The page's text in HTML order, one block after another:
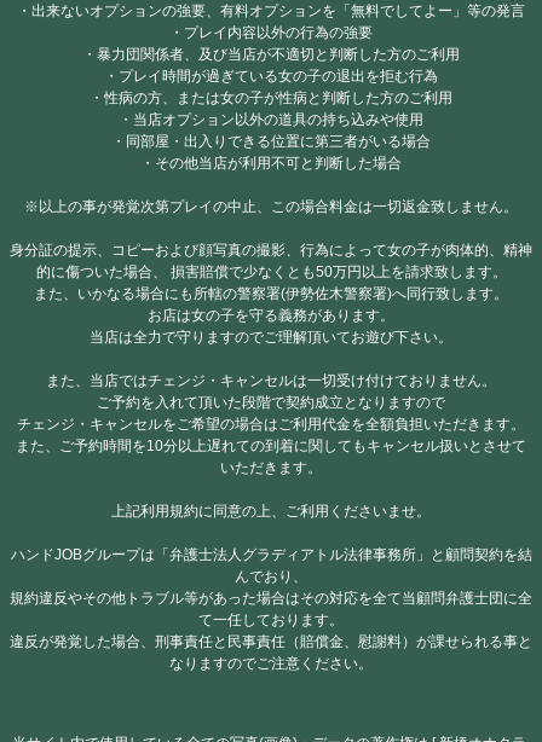
・出来ないオプションの強要、有料オプションを「無料でしてよー」等の発言
・プレイ内容以外の行為の強要
・暴力団関係者、及び当店が不適切と判断した方のご利用
・プレイ時間が過ぎている女の子の退出を拒む行為
・性病の方、または女の子が性病と判断した方のご利用
・当店オプション以外の道具の持ち込みや使用
・同部屋・出入りできる位置に第三者がいる場合
・その他当店が利用不可と判断した場合
※以上の事が発覚次第プレイの中止、この場合料金は一切返金致しません。
身分証の提示、コピーおよび顔写真の撮影、行為によって女の子が肉体的、精神
的に傷ついた場合、 損害賠償で少なくとも50万円以上を請求致します。
また、いかなる場合にも所轄の警察署(伊勢佐木警察署)へ同行致します。
お店は女の子を守る義務があります。
当店は全力で守りますのでご理解頂いてお遊び下さい。
また、当店ではチェンジ・キャンセルは一切受け付けておりません。
ご予約を入れて頂いた段階で契約成立となりますので
チェンジ・キャンセルをご希望の場合はご利用代金を全額負担いただきます。
また、ご予約時間を10分以上遅れての到着に関してもキャンセル扱いとさせて
いただきます。
上記利用規約に同意の上、ご利用くださいませ。
ハンドJOBグループは「弁護士法人グラディアトル法律事務所」と顧問契約を結
んでおり、
規約違反やその他トラブル等があった場合はその対応を全て当顧問弁護士団に全
て一任しております。
違反が発覚した場合、刑事責任と民事責任（賠償金、慰謝料）が課せられる事と
なりますのでご注意ください。